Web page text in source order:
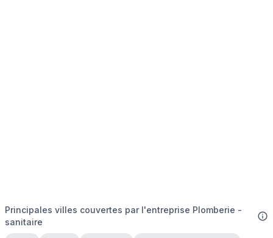
Principales villes couvertes par l'entreprise Plomberie -
sanitaire